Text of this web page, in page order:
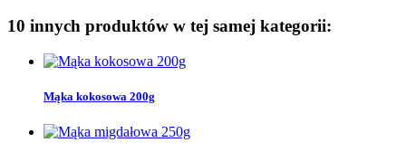
10 innych produktów w tej samej kategorii:
Mąka kokosowa 200g